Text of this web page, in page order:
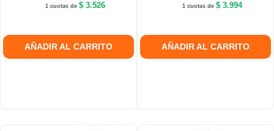
1 cuotas de $ 3.526
AÑADIR AL CARRITO
1 cuotas de $ 3.994
AÑADIR AL CARRITO